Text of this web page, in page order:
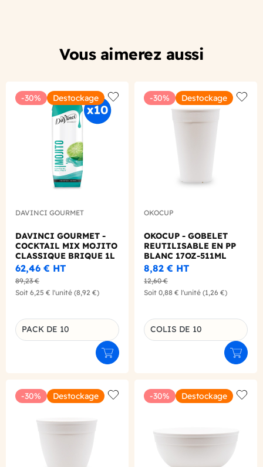
Vous aimerez aussi
-30% Destockage
Add to wishlist
DAVINCI GOURMET
DAVINCI GOURMET -
COCKTAIL MIX MOJITO
CLASSIQUE BRIQUE 1L
X10
62,46 € HT
89,23 €
Soit 6,25 € l'unité (8,92 €)
Déclinaison du produit
PACK DE 10
Ajouter au panier
-30% Destockage
OKOCUP
OKOCUP - GOBELET
REUTILISABLE EN PP
BLANC 17OZ-511ML
Ø90MM X1
8,82 € HT
12,60 €
Soit 0,88 € l'unité (1,26 €)
Déclinaison du produit
COLIS DE 10
-30% Destockage
Add to wishlist
-30% Destockage